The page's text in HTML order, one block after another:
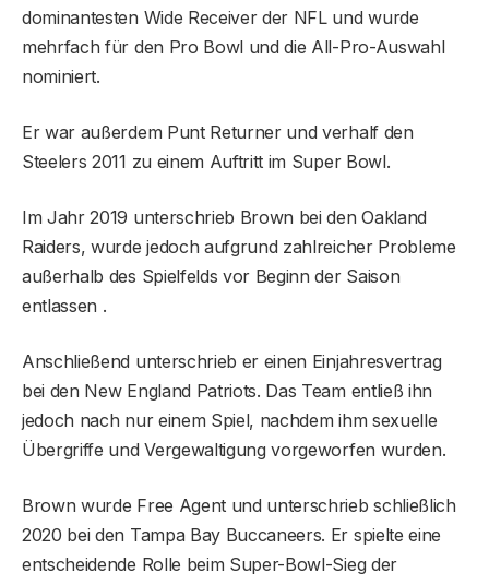
dominantesten Wide Receiver der NFL und wurde
mehrfach für den Pro Bowl und die All-Pro-Auswahl
nominiert.
Er war außerdem Punt Returner und verhalf den
Steelers 2011 zu einem Auftritt im Super Bowl.
Im Jahr 2019 unterschrieb Brown bei den Oakland
Raiders, wurde jedoch aufgrund zahlreicher Probleme
außerhalb des Spielfelds vor Beginn der Saison
entlassen .
Anschließend unterschrieb er einen Einjahresvertrag
bei den New England Patriots. Das Team entließ ihn
jedoch nach nur einem Spiel, nachdem ihm sexuelle
Übergriffe und Vergewaltigung vorgeworfen wurden.
Brown wurde Free Agent und unterschrieb schließlich
2020 bei den Tampa Bay Buccaneers. Er spielte eine
entscheidende Rolle beim Super-Bowl-Sieg der